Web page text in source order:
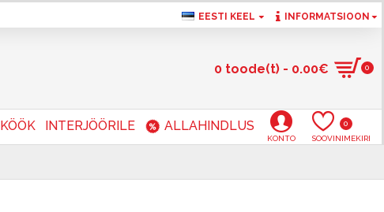
EESTI KEEL INFORMATSIOON
0 toode(t) - 0.00€ 0
KÖÖK INTERJÖÖRILE ALLAHINDLUS
KONTO SOOVINIMEKIRI
0